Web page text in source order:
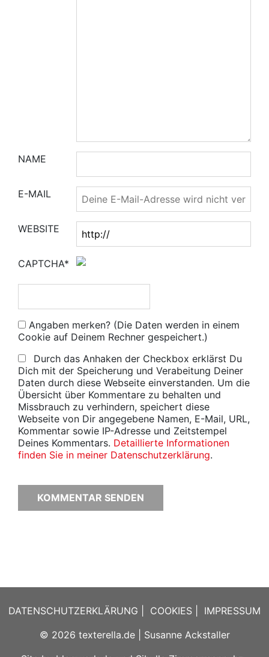
NAME
E-MAIL
WEBSITE
CAPTCHA*
Angaben merken? (Die Daten werden in einem
Cookie auf Deinem Rechner gespeichert.)
Durch das Anhaken der Checkbox erklärst Du
Dich mit der Speicherung und Verabeitung Deiner
Daten durch diese Webseite einverstanden. Um die
Übersicht über Kommentare zu behalten und
Missbrauch zu verhindern, speichert diese
Webseite von Dir angegebene Namen, E-Mail, URL,
Kommentar sowie IP-Adresse und Zeitstempel
Deines Kommentars. Detaillierte Informationen
finden Sie in meiner Datenschutzerklärung.
DATENSCHUTZERKLÄRUNG COOKIES
IMPRESSUM
© 2026 texterella.de| Susanne Ackstaller